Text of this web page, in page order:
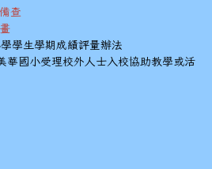
查
學生學期成績評量辦法
華國小受理校外人士入校協助教學或活